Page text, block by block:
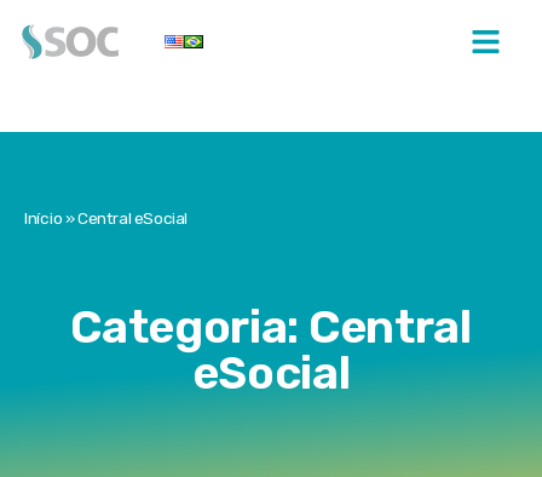
Início»Central eSocial
Categoria: Central
eSocial